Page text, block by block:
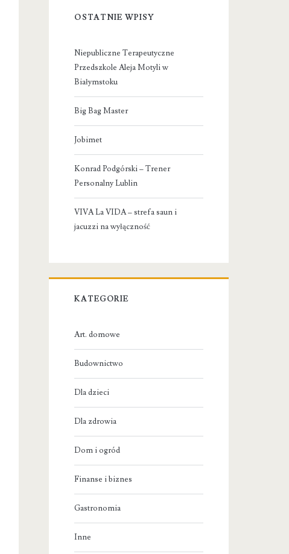
OSTATNIE WPISY
Niepubliczne Terapeutyczne
Przedszkole Aleja Motyli w
Białymstoku
Big Bag Master
Jobimet
Konrad Podgórski – Trener
Personalny Lublin
VIVA La VIDA – strefa saun i
jacuzzi na wyłączność
KATEGORIE
Art. domowe
Budownictwo
Dla dzieci
Dla zdrowia
Dom i ogród
Finanse i biznes
Gastronomia
Inne